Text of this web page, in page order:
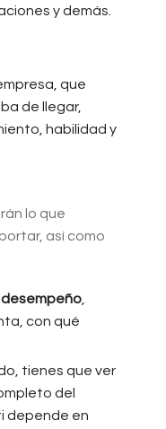
y demás.
que
de llegar,
habilidad y
lo que
así como
desempeño
con qué
tienes que ver
del
depende en